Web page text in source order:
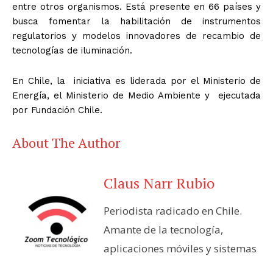
entre otros organismos. Está presente en 66 países y
busca fomentar la habilitación de instrumentos
regulatorios y modelos innovadores de recambio de
tecnologías de iluminación.
En Chile, la iniciativa es liderada por el Ministerio de
Energía, el Ministerio de Medio Ambiente y ejecutada
por Fundación Chile.
About The Author
Claus Narr Rubio
Periodista radicado en Chile.
Amante de la tecnología,
aplicaciones móviles y sistemas